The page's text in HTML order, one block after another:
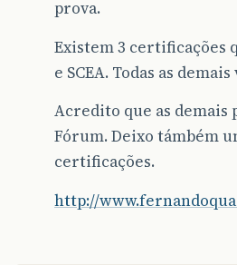
prova.
Existem 3 certificações
e SCEA. Todas as
Acredito que as
Fórum. Deixo támbém
certificações.
http://